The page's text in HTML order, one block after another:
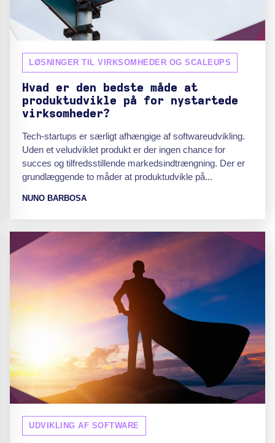
LØSNINGER TIL VIRKSOMHEDER OG SCALEUPS
Hvad er den bedste måde at
produktudvikle på for nystartede
virksomheder?
Tech-startups er særligt afhængige af softwareudvikling.
Uden et veludviklet produkt er der ingen chance for
succes og tilfredsstillende markedsindtrængning. Der er
grundlæggende to måder at produktudvikle på...
NUNO BARBOSA
UDVIKLING AF SOFTWARE